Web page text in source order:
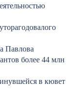
Павлова
более 44 млн
в кювет